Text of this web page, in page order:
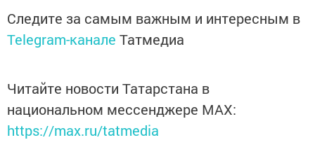
Следите за самым важным и интересным в
Telegram-канале Татмедиа
Читайте новости Татарстана в
национальном мессенджере MАХ:
https://max.ru/tatmedia